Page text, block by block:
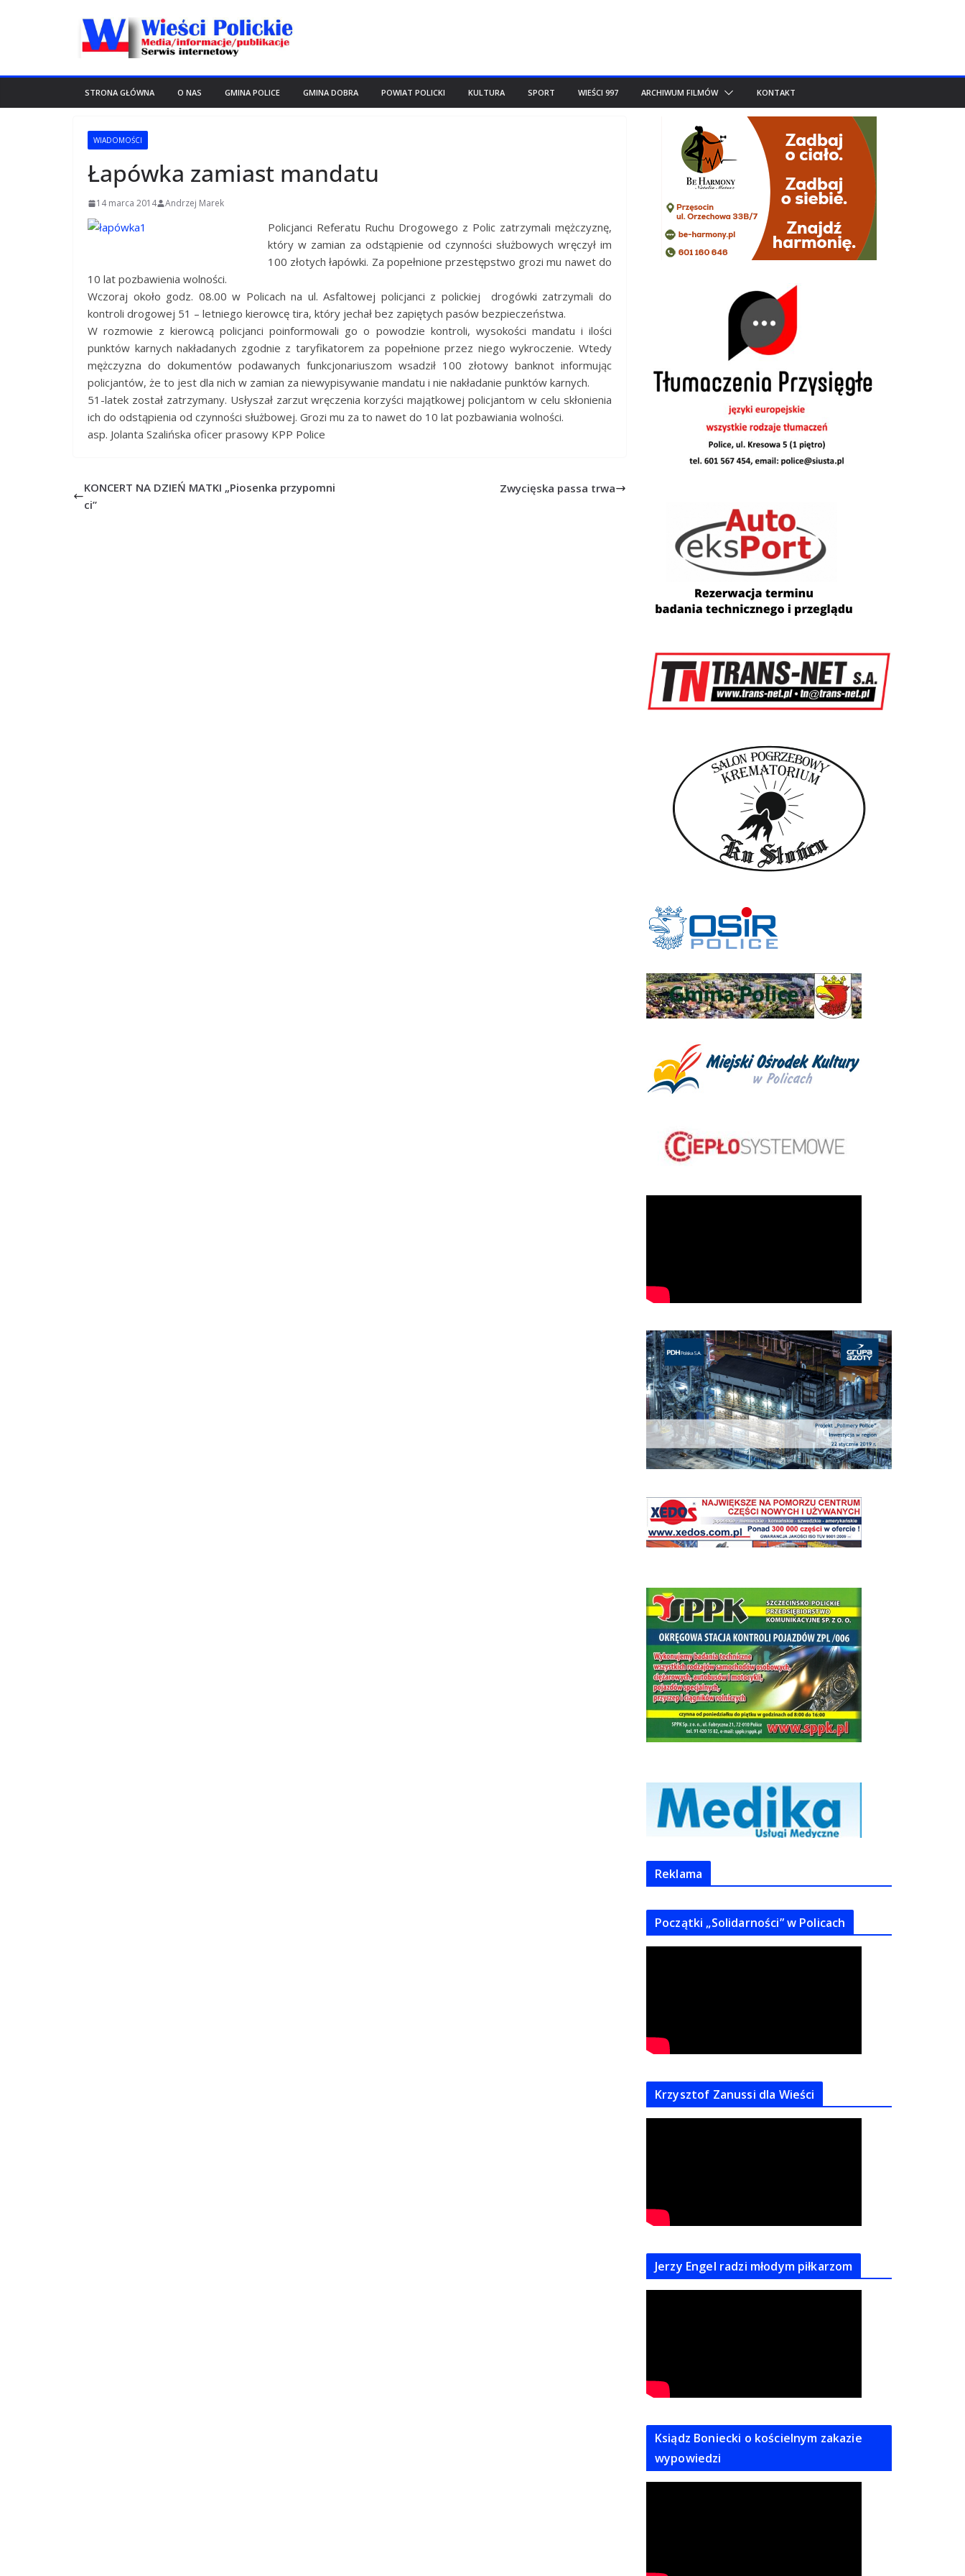
STRONA GŁÓWNA O NAS GMINA POLICE GMINA DOBRA POWIAT POLICKI KULTURA SPORT WIEŚCI 997 ARCHIWUM FILMÓW KONTAKT
WIADOMOŚCI
Łapówka zamiast mandatu
14 marca 2014 Andrzej Marek
Policjanci Referatu Ruchu Drogowego z Polic zatrzymali mężczyznę,
który w zamian za odstąpienie od czynności służbowych wręczył im
100 złotych łapówki. Za popełnione przestępstwo grozi mu nawet do
10 lat pozbawienia wolności.
Wczoraj około godz. 08.00 w Policach na ul. Asfaltowej policjanci z polickiej drogówki zatrzymali do
kontroli drogowej 51 – letniego kierowcę tira, który jechał bez zapiętych pasów bezpieczeństwa.
W rozmowie z kierowcą policjanci poinformowali go o powodzie kontroli, wysokości mandatu i ilości
punktów karnych nakładanych zgodnie z taryfikatorem za popełnione przez niego wykroczenie. Wtedy
mężczyzna do dokumentów podawanych funkcjonariuszom wsadził 100 złotowy banknot informując
policjantów, że to jest dla nich w zamian za niewypisywanie mandatu i nie nakładanie punktów karnych.
51-latek został zatrzymany. Usłyszał zarzut wręczenia korzyści majątkowej policjantom w celu skłonienia
ich do odstąpienia od czynności służbowej. Grozi mu za to nawet do 10 lat pozbawiania wolności.
asp. Jolanta Szalińska oficer prasowy KPP Police
KONCERT NA DZIEŃ MATKI „Piosenka przypomni
ci”
Zwycięska passa trwa
Reklama
Początki „Solidarności” w Policach
Krzysztof Zanussi dla Wieści
Jerzy Engel radzi młodym piłkarzom
Ksiądz Boniecki o kościelnym zakazie
wypowiedzi